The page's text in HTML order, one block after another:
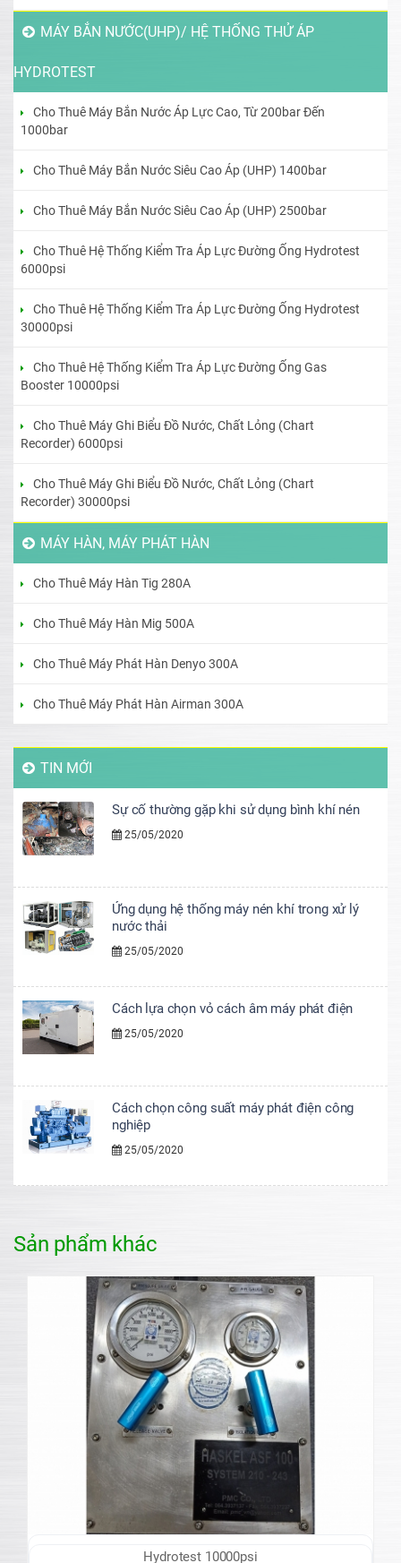
MÁY BẮN NƯỚC(UHP)/ HỆ THỐNG THỬ ÁP
HYDROTEST
Cho Thuê Máy Bắn Nước Áp Lực Cao, Từ 200bar Đến
1000bar
Cho Thuê Máy Bắn Nước Siêu Cao Áp (UHP) 1400bar
Cho Thuê Máy Bắn Nước Siêu Cao Áp (UHP) 2500bar
Cho Thuê Hệ Thống Kiểm Tra Áp Lực Đường Ống Hydrotest
6000psi
Cho Thuê Hệ Thống Kiểm Tra Áp Lực Đường Ống Hydrotest
30000psi
Cho Thuê Hệ Thống Kiểm Tra Áp Lực Đường Ống Gas
Booster 10000psi
Cho Thuê Máy Ghi Biểu Đồ Nước, Chất Lỏng (Chart
Recorder) 6000psi
Cho Thuê Máy Ghi Biểu Đồ Nước, Chất Lỏng (Chart
Recorder) 30000psi
MÁY HÀN, MÁY PHÁT HÀN
Cho Thuê Máy Hàn Tig 280A
Cho Thuê Máy Hàn Mig 500A
Cho Thuê Máy Phát Hàn Denyo 300A
Cho Thuê Máy Phát Hàn Airman 300A
TIN MỚI
Sự cố thường gặp khi sử dụng bình khí nén
25/05/2020
Ứng dụng hệ thống máy nén khí trong xử lý
nước thải
25/05/2020
Cách lựa chọn vỏ cách âm máy phát điện
25/05/2020
Cách chọn công suất máy phát điện công
nghiệp
25/05/2020
Sản phẩm khác
Hydrotest 10000psi